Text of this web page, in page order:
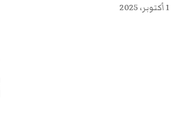
1 أكتوبر، 2025